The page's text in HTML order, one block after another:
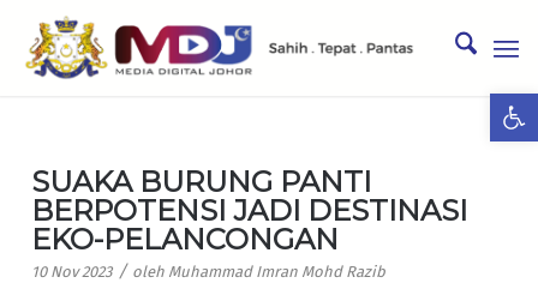
SUAKA BURUNG PANTI
BERPOTENSI JADI DESTINASI
EKO-PELANCONGAN
10 Nov 2023 / oleh Muhammad Imran Mohd Razib